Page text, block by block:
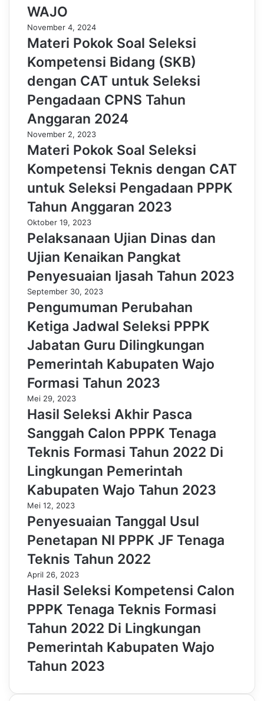
WAJO
November 4, 2024
Materi Pokok Soal Seleksi
Kompetensi Bidang (SKB)
dengan CAT untuk Seleksi
Pengadaan CPNS Tahun
Anggaran 2024
November 2, 2023
Materi Pokok Soal Seleksi
Kompetensi Teknis dengan CAT
untuk Seleksi Pengadaan PPPK
Tahun Anggaran 2023
Oktober 19, 2023
Pelaksanaan Ujian Dinas dan
Ujian Kenaikan Pangkat
Penyesuaian Ijasah Tahun 2023
September 30, 2023
Pengumuman Perubahan
Ketiga Jadwal Seleksi PPPK
Jabatan Guru Dilingkungan
Pemerintah Kabupaten Wajo
Formasi Tahun 2023
Mei 29, 2023
Hasil Seleksi Akhir Pasca
Sanggah Calon PPPK Tenaga
Teknis Formasi Tahun 2022 Di
Lingkungan Pemerintah
Kabupaten Wajo Tahun 2023
Mei 12, 2023
Penyesuaian Tanggal Usul
Penetapan NI PPPK JF Tenaga
Teknis Tahun 2022
April 26, 2023
Hasil Seleksi Kompetensi Calon
PPPK Tenaga Teknis Formasi
Tahun 2022 Di Lingkungan
Pemerintah Kabupaten Wajo
Tahun 2023